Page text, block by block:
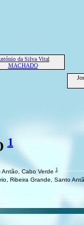
da Silva Vital
MACHADO
1
Antão, Cabo Verde1
Ribeira Grande, Santo